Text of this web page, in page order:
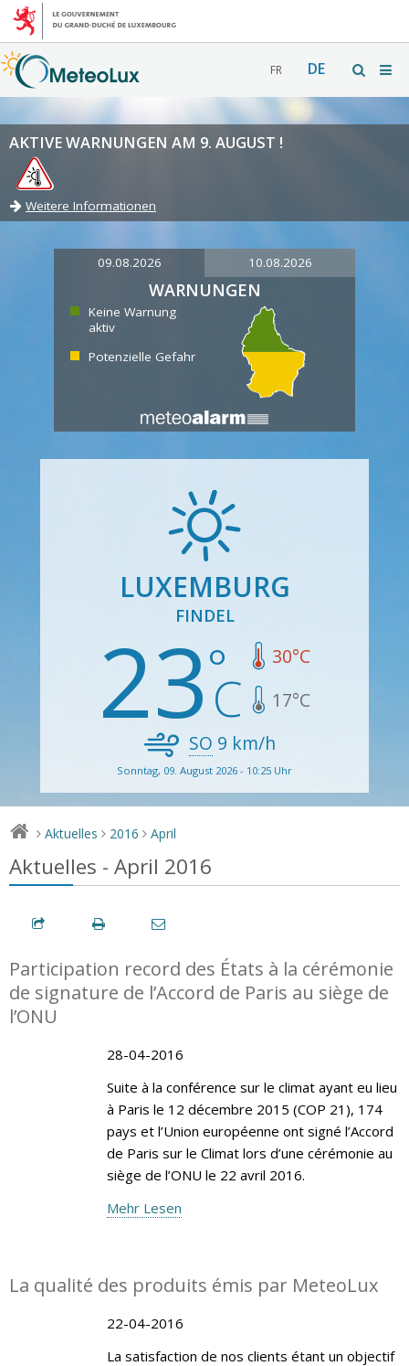
FR DE
AKTIVE WARNUNGEN AM 9. AUGUST !
Weitere Informationen
09.08.2026 10.08.2026
WARNUNGEN
Keine Warnung
aktiv
Potenzielle Gefahr
LUXEMBURG
FINDEL
23 30°C
17°C
SO 9 km/h
Sonntag, 09. August 2026 - 10:25 Uhr
> Aktuelles > 2016 > April
Aktuelles - April 2016
Participation record des États à la cérémonie
de signature de l’Accord de Paris au siège de
l’ONU
28-04-2016
Suite à la conférence sur le climat ayant eu lieu
à Paris le 12 décembre 2015 (COP 21), 174
pays et l’Union européenne ont signé l’Accord
de Paris sur le Climat lors d’une cérémonie au
siège de l’ONU le 22 avril 2016.
Mehr Lesen
La qualité des produits émis par MeteoLux
22-04-2016
La satisfaction de nos clients étant un objectif